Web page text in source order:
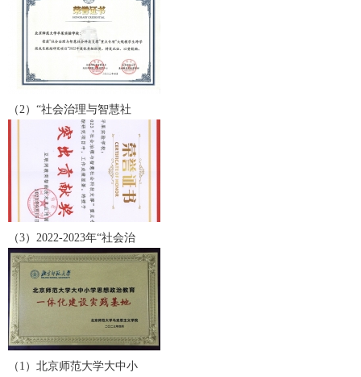
（2）“社会治理与智慧社
（3）2022-2023年“社会治
（1）北京师范大学大中小